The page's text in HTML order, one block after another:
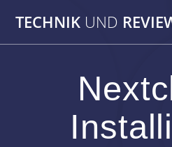
TECHNIK UND